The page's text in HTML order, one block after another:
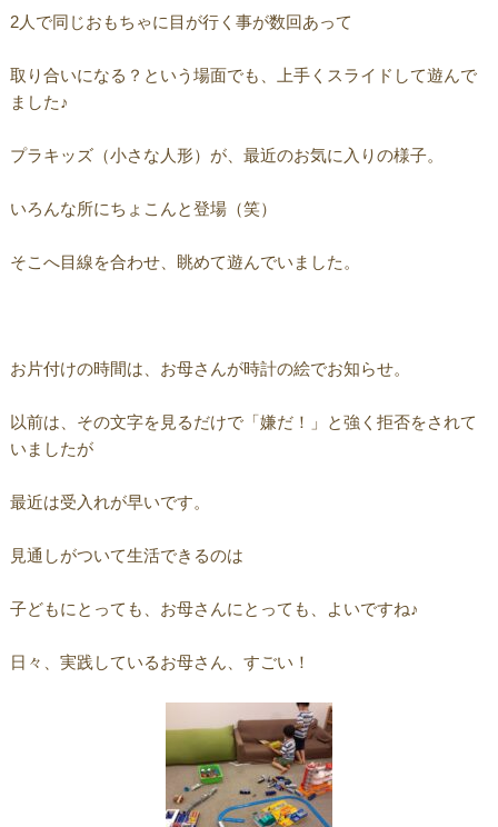
2人で同じおもちゃに目が行く事が数回あって
取り合いになる？という場面でも、上手くスライドして遊んで
ました♪
プラキッズ（小さな人形）が、最近のお気に入りの様子。
いろんな所にちょこんと登場（笑）
そこへ目線を合わせ、眺めて遊んでいました。
お片付けの時間は、お母さんが時計の絵でお知らせ。
以前は、その文字を見るだけで「嫌だ！」と強く拒否をされて
いましたが
最近は受入れが早いです。
見通しがついて生活できるのは
子どもにとっても、お母さんにとっても、よいですね♪
日々、実践しているお母さん、すごい！